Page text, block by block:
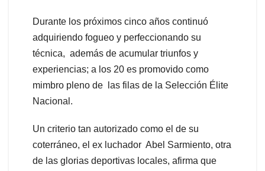
Durante los próximos cinco años continuó
adquiriendo fogueo y perfeccionando su
técnica, además de acumular triunfos y
experiencias; a los 20 es promovido como
mimbro pleno de las filas de la Selección Élite
Nacional.
Un criterio tan autorizado como el de su
coterráneo, el ex luchador Abel Sarmiento, otra
de las glorias deportivas locales, afirma que